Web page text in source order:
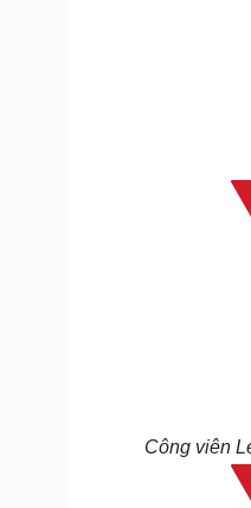
Công viên